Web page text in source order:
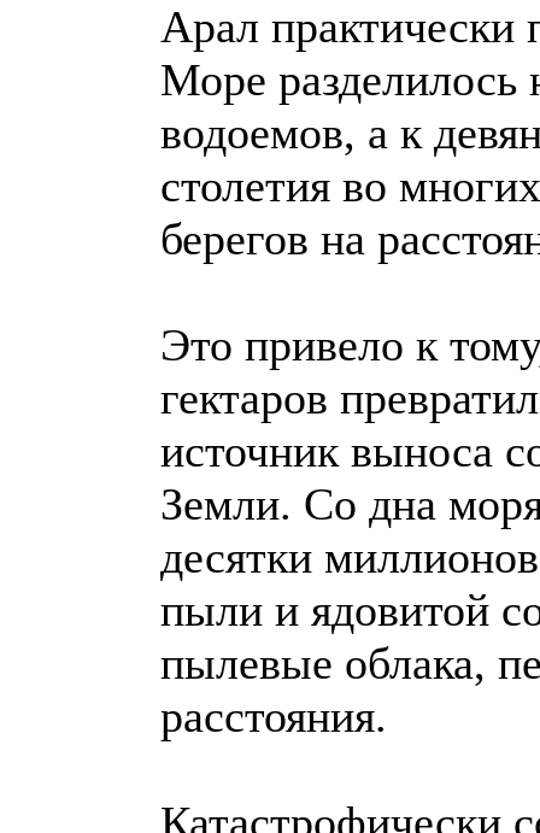
Арал практически
Море разделилось
водоемов, а к
столетия во
берегов на
Это привело к
гектаров
источник выноса
Земли. Со дна
десятки
пыли и ядовитой
пылевые облака,
расстояния.
Катастрофически